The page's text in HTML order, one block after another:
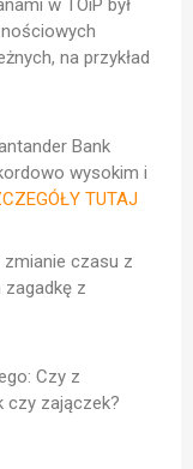
w TOiP był
na przykład
Bank
wysokim i
TUTAJ
czasu z
z
Czy z
czy zajączek?